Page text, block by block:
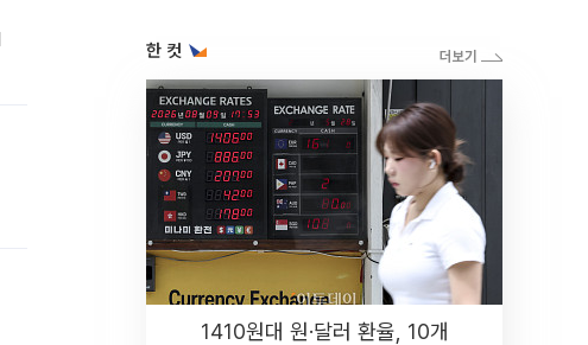
한 컷
1410원대 원·달러 환율, 10개